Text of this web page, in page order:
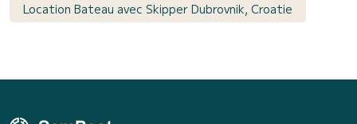
Location Bateau avec Skipper Dubrovnik, Croatie